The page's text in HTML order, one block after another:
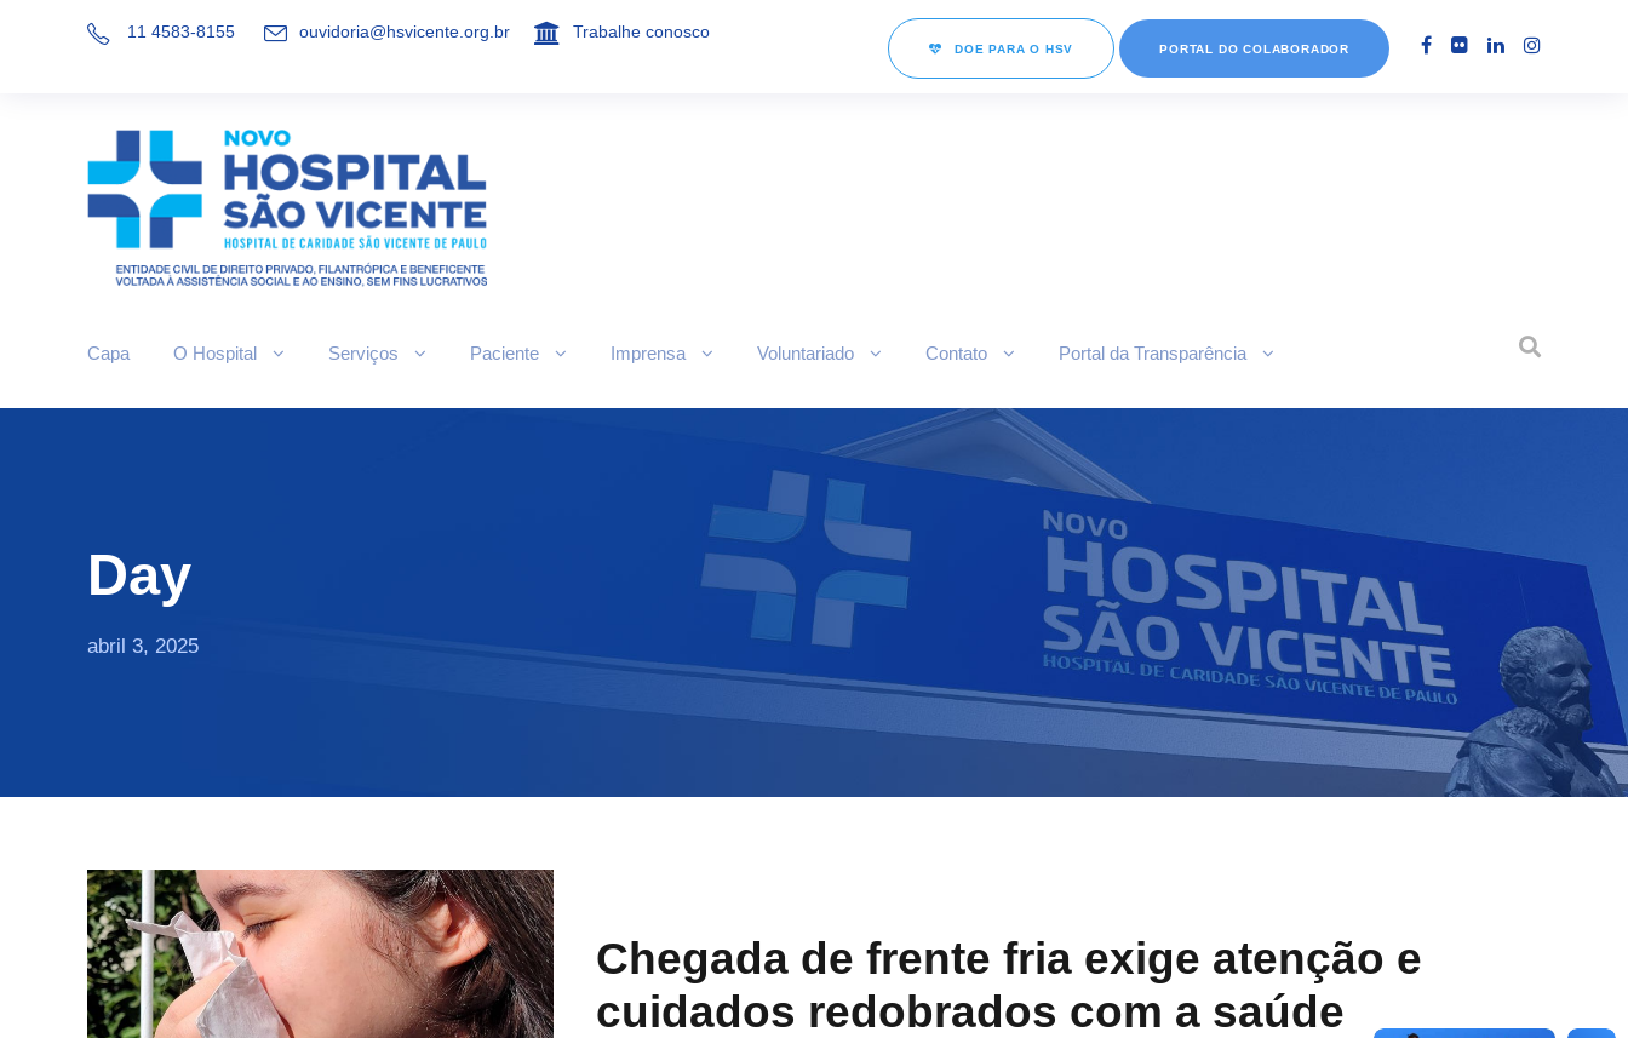
11 4583-8155 ouvidoria@hsvicente.org.br Trabalhe conosco
DOE PARA O HSV PORTAL DO COLABORADOR
Capa O Hospital Serviços Paciente Imprensa Voluntariado Contato Portal da Transparência
Day
abril 3, 2025
Chegada de frente fria exige atenção e
cuidados redobrados com a saúde